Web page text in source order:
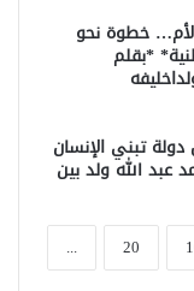
خطوة نحو
*بقلم
تبني الإنسان
عبد الله ولد بين
20
...